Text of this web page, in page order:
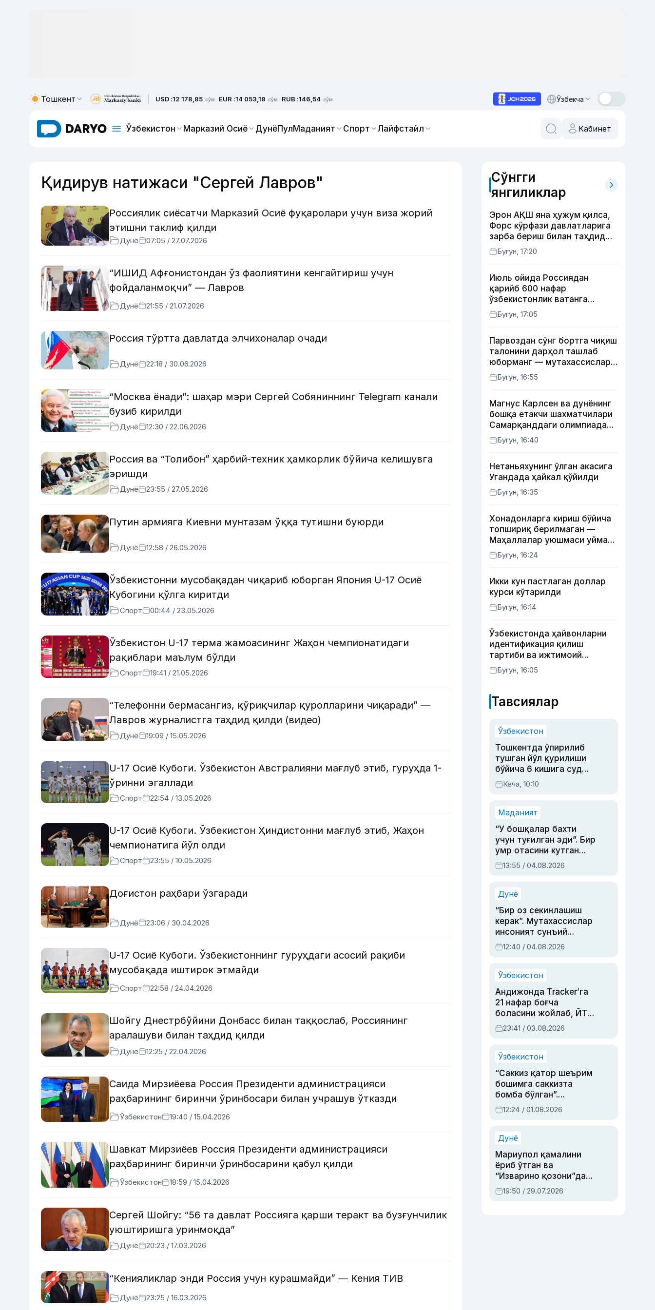
Тошкент USD :12 178,85 сўм EUR :14 053,18 сўм RUB :146,54 сўм Ўзбекча
Ўзбекистон Марказий Осиё ДунёПулМаданият Спорт Лайфстайл Кабинет
Қидирув натижаси "Сергей Лавров"
Россиялик сиёсатчи Марказий Осиё фуқаролари учун виза жорий
этишни таклиф қилди
Дунё 07:05 / 27.07.2026
“ИШИД Афғонистондан ўз фаолиятини кенгайтириш учун
фойдаланмоқчи” — Лавров
Дунё 21:55 / 21.07.2026
Россия тўртта давлатда элчихоналар очади
Дунё 22:18 / 30.06.2026
“Москва ёнади”: шаҳар мэри Сергей Собяниннинг Telegram канали
бузиб кирилди
Дунё 12:30 / 22.06.2026
Россия ва “Толибон” ҳарбий-техник ҳамкорлик бўйича келишувга
эришди
Дунё 23:55 / 27.05.2026
Путин армияга Киевни мунтазам ўққа тутишни буюрди
Дунё 12:58 / 26.05.2026
Ўзбекистонни мусобақадан чиқариб юборган Япония U-17 Осиё
Кубогини қўлга киритди
Спорт 00:44 / 23.05.2026
Ўзбекистон U-17 терма жамоасининг Жаҳон чемпионатидаги
рақиблари маълум бўлди
Спорт 19:41 / 21.05.2026
“Телефонни бермасангиз, қўриқчилар қуролларини чиқаради” —
Лавров журналистга таҳдид қилди (видео)
Дунё 19:09 / 15.05.2026
U-17 Осиё Кубоги. Ўзбекистон Австралияни мағлуб этиб, гуруҳда 1-
ўринни эгаллади
Спорт 22:54 / 13.05.2026
U-17 Осиё Кубоги. Ўзбекистон Ҳиндистонни мағлуб этиб, Жаҳон
чемпионатига йўл олди
Спорт 23:55 / 10.05.2026
Доғистон раҳбари ўзгаради
Дунё 23:06 / 30.04.2026
U-17 Осиё Кубоги. Ўзбекистоннинг гуруҳдаги асосий рақиби
мусобақада иштирок этмайди
Спорт 22:58 / 24.04.2026
Шойгу Днестрбўйини Донбасс билан таққослаб, Россиянинг
аралашуви билан таҳдид қилди
Дунё 12:25 / 22.04.2026
Саида Мирзиёева Россия Президенти администрацияси
раҳбарининг биринчи ўринбосари билан учрашув ўтказди
Ўзбекистон 19:40 / 15.04.2026
Шавкат Мирзиёев Россия Президенти администрацияси
раҳбарининг биринчи ўринбосарини қабул қилди
Ўзбекистон 18:59 / 15.04.2026
Сергей Шойгу: “56 та давлат Россияга қарши теракт ва бузғунчилик
уюштиришга уринмоқда”
Дунё 20:23 / 17.03.2026
“Кенияликлар энди Россия учун курашмайди” — Кения ТИВ
Дунё 23:25 / 16.03.2026
Сўнгги
янгиликлар
Эрон АҚШ яна ҳужум қилса,
Форс кўрфази давлатларига
зарба бериш билан таҳдид
қилди
Бугун, 17:20
Июль ойида Россиядан
қарийб 600 нафар
ўзбекистонлик ватанга
қайтарилди
Бугун, 17:05
Парвоздан сўнг бортга чиқиш
талонини дарҳол ташлаб
юборманг — мутахассислар
бунинг сабабини тушунтирди
Бугун, 16:55
Магнус Карлсен ва дунёнинг
бошқа етакчи шахматчилари
Самарқанддаги олимпиадани
ўтказиб юборади
Бугун, 16:40
Нетаньяхунинг ўлган акасига
Угандада ҳайкал қўйилди
Бугун, 16:35
Хонадонларга кириш бўйича
топшириқ берилмаган —
Маҳаллалар уюшмаси уйма-
уй юрган масъуллар ҳақида
Бугун, 16:24
Икки кун пастлаган доллар
курси кўтарилди
Бугун, 16:14
Ўзбекистонда ҳайвонларни
идентификация қилиш
тартиби ва ижтимоий
тармоқлардаги фейк
хабарларга изоҳ берилди
Бугун, 16:05
Тавсиялар
Ўзбекистон
Тошкентда ўпирилиб
тушган йўл қурилиши
бўйича 6 кишига суд
ҳукми ўқилди
Кеча, 10:10
Маданият
“У бошқалар бахти
учун туғилган эди”. Бир
умр отасини кутган
актриса ва дубльяж
устаси Римма
синовларга тўла ҳаёти
13:55 / 04.08.2026
Дунё
“Бир оз секинлашиш
керак”. Мутахассислар
инсоният сунъий
интеллектни бошқара
олмай қолишидан
12:40 / 04.08.2026
Ўзбекистон
Андижонда Tracker’га
21 нафар боғча
боласини жойлаб, ЙТҲ
содир этган аёлга суд
ҳукми ўқилди
23:41 / 03.08.2026
Ўзбекистон
“Саккиз қатор шеърим
бошимга саккизта
бомба бўлган”.
Абдулла Ориповни
сиёсий айбловлардан
12:24 / 01.08.2026
Дунё
Мариупол қамалини
ёриб ўтган ва
“Изварино қозони”дан
чиққан қаҳрамон —
Украина армияси бош
19:50 / 29.07.2026